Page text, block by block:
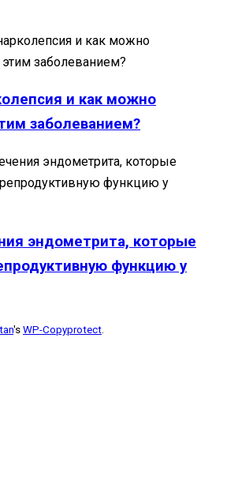
и как можно
заболеванием?
эндометрита, которые
функцию у
's WP-Copyprotect